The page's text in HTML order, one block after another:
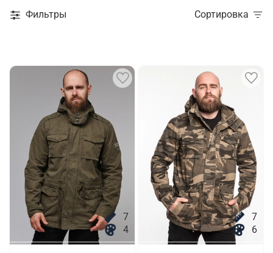
Фильтры Сортировка
7
4
7
6